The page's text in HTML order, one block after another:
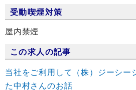
受動喫煙対策
屋内禁煙
この求人の記事
当社をご利用して（株）ジーシー
た中村さんのお話